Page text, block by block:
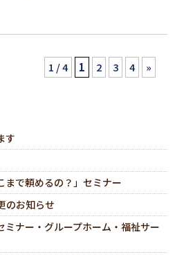
1 / 4 1 2 3 4 »
す
まで頼めるの？」セミナー
のお知らせ
ミナー・グループホーム・福祉サー